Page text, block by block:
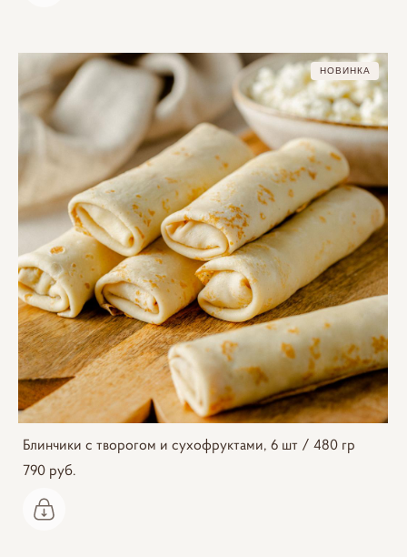
НОВИНКА
Блинчики с творогом и сухофруктами, 6 шт / 480 гр
790 pуб.